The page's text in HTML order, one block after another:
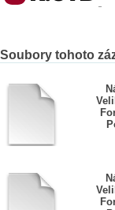
Soubory tohoto